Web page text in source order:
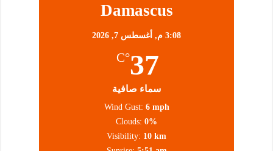
Damascus
3:08 م, أغسطس 7, 2026
37
°C
سماء صافية
Wind Gust: 6 mph
Clouds: 0%
Visibility: 10 km